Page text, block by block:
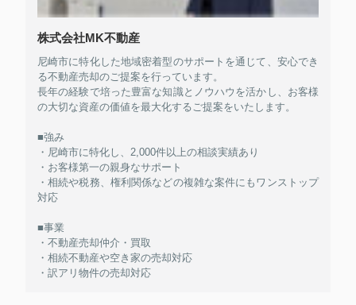
株式会社MK不動産
尼崎市に特化した地域密着型のサポートを通じて、安心でき
る不動産売却のご提案を行っています。
長年の経験で培った豊富な知識とノウハウを活かし、お客様
の大切な資産の価値を最大化するご提案をいたします。
■強み
・尼崎市に特化し、2,000件以上の相談実績あり
・お客様第一の親身なサポート
・相続や税務、権利関係などの複雑な案件にもワンストップ
対応
■事業
・不動産売却仲介・買取
・相続不動産や空き家の売却対応
・訳アリ物件の売却対応